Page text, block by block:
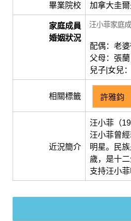
畢業院校 加拿大圭
家庭成員
婚姻狀況
汪小菲家庭
配偶：老
父母：張
兒子|女兒
相關標籤 許雅鈞
近況簡介
汪小菲（
汪小菲曾
明星。民
歲，是十
支持汪小菲